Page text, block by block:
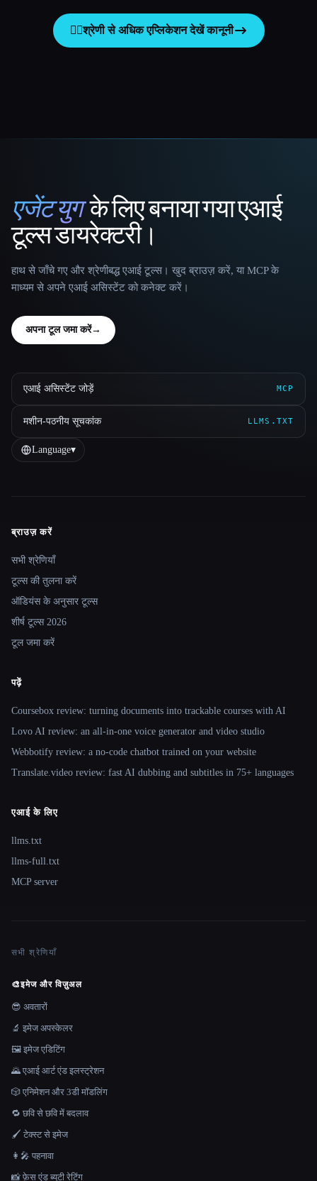
👩‍⚖️श्रेणी से अधिक एप्लिकेशन देखेंकानूनी
That AI Collection
एजेंट युगके लिए बनाया गया एआई
टूल्स डायरेक्टरी।
हाथ से जाँचे गए और श्रेणीबद्ध एआई टूल्स। खुद ब्राउज़ करें, या MCP के
माध्यम से अपने एआई असिस्टेंट को कनेक्ट करें।
अपना टूल जमा करें→
एआई असिस्टेंट जोड़ें MCP
मशीन-पठनीय सूचकांक LLMS.TXT
Language▾
Site navigation
ब्राउज़ करें
सभी श्रेणियाँ
टूल्स की तुलना करें
ऑडियंस के अनुसार टूल्स
शीर्ष टूल्स 2026
टूल जमा करें
पढ़ें
Coursebox review: turning documents into trackable courses with AI
Lovo AI review: an all-in-one voice generator and video studio
Webbotify review: a no-code chatbot trained on your website
Translate.video review: fast AI dubbing and subtitles in 75+ languages
एआई के लिए
llms.txt
llms-full.txt
MCP server
सभी श्रेणियाँ
🎨इमेज और विज़ुअल
😎 अवतारों
🔬 इमेज अपस्केलर
🖼️ इमेज एडिटिंग
🌄 एआई आर्ट एंड इलस्ट्रेशन
🎲 एनिमेशन और 3डी मॉडलिंग
🔁 छवि से छवि में बदलाव
🖌️ टेक्स्ट से इमेज
👩‍🎤 पहनावा
📸 फ़ेस एंड ब्यूटी रेटिंग